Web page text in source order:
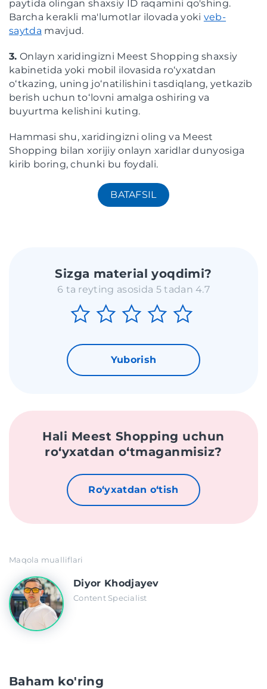
paytida olingan shaxsiy ID raqamini qo'shing.
Barcha kerakli ma'lumotlar ilovada yoki veb-
saytda mavjud.
3. Onlayn xaridingizni Meest Shopping shaxsiy
kabinetida yoki mobil ilovasida roʻyxatdan
oʻtkazing, uning joʻnatilishini tasdiqlang, yetkazib
berish uchun toʻlovni amalga oshiring va
buyurtma kelishini kuting.
Hammasi shu, xaridingizni oling va Meest
Shopping bilan xorijiy onlayn xaridlar dunyosiga
kirib boring, chunki bu foydali.
BATAFSIL
Sizga material yoqdimi?
6 ta reyting asosida 5 tadan 4.7
Yuborish
Hali Meest Shopping uchun
roʻyxatdan oʻtmaganmisiz?
Roʻyxatdan oʻtish
Maqola mualliflari
Diyor Khodjayev
Content Specialist
Baham ko'ring